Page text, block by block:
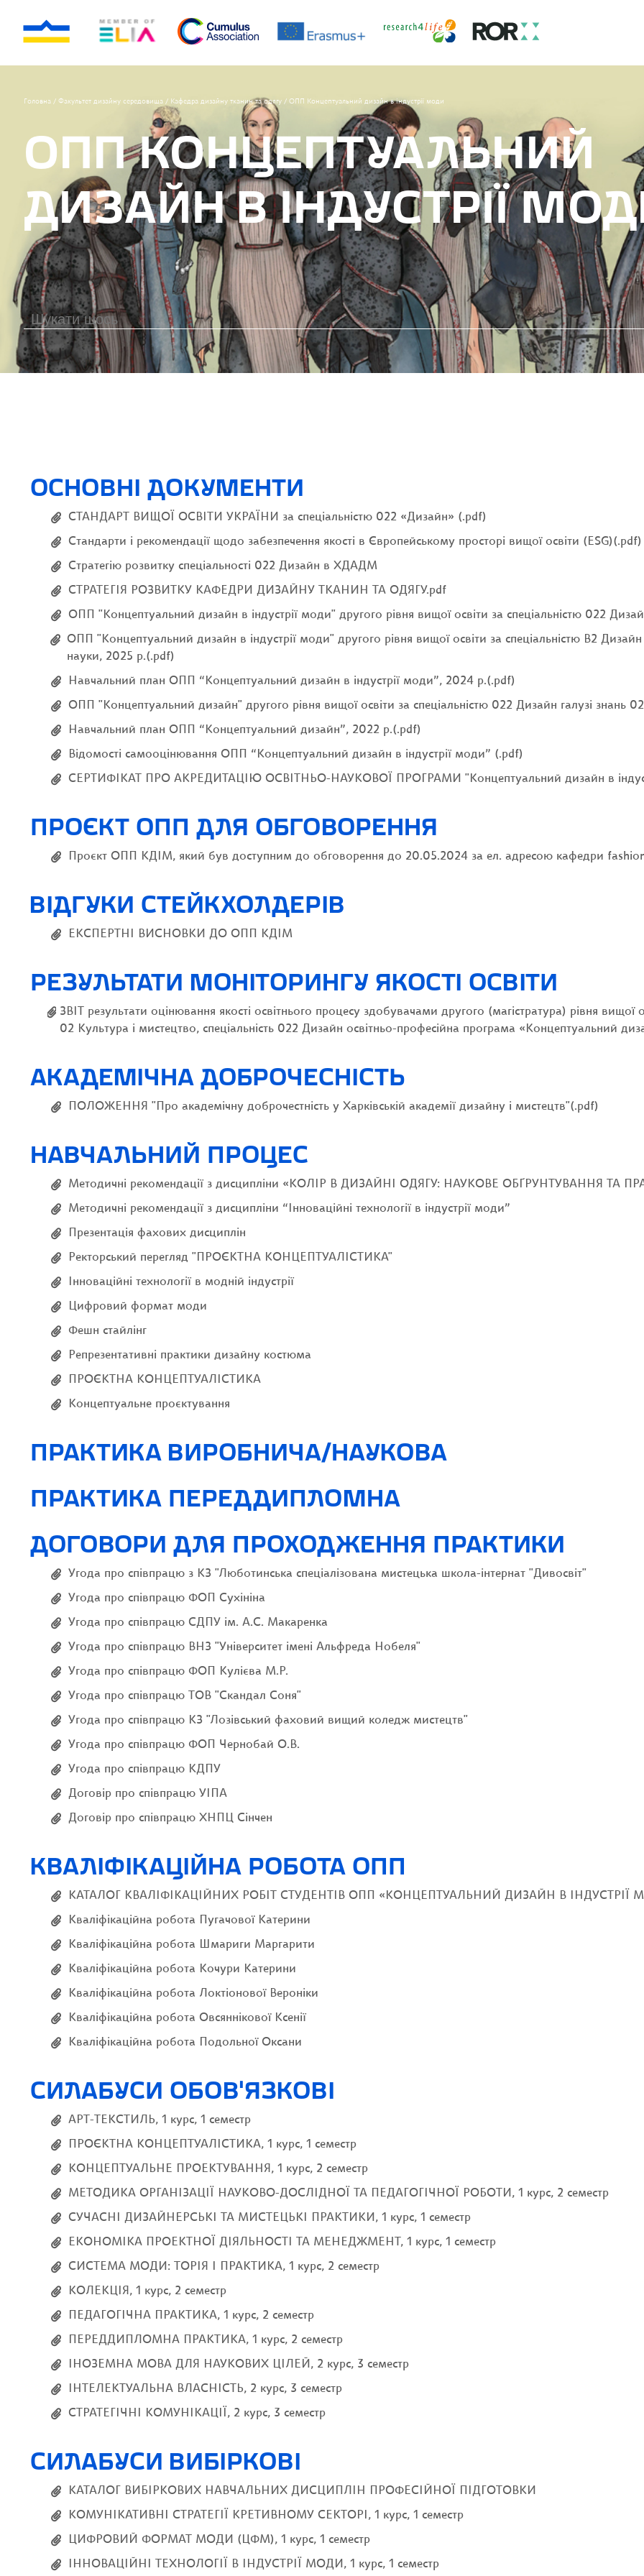
Головна / Факультет дизайну середовища / Кафедра дизайну тканин та одягу / ОПП Концептуальний дизайн в індустрії моди
ОПП КОНЦЕПТУАЛЬНИЙ
ДИЗАЙН В ІНДУСТРІЇ
ОСНОВНІ ДОКУМЕНТИ
СТАНДАРТ ВИЩОЇ ОСВІТИ УКРАЇНИ за спеціальністю 022 «Дизайн» (.pdf)
Стандарти і рекомендації щодо забезпечення якості в Європейському просторі вищої освіти (ESG)(.pdf)
Стратегію розвитку спеціальності 022 Дизайн в ХДАДМ
СТРАТЕГІЯ РОЗВИТКУ КАФЕДРИ ДИЗАЙНУ ТКАНИН ТА ОДЯГУ.pdf
ОПП "Концептуальний дизайн в індустрії моди" другого рівня вищої освіти за спеціальністю 022
ОПП "Концептуальний дизайн в індустрії моди" другого рівня вищої освіти за спеціальністю В2 Дизайн
науки, 2025 р.(.pdf)
Навчальний план ОПП “Концептуальний дизайн в індустрії моди”, 2024 р.(.pdf)
ОПП "Концептуальний дизайн" другого рівня вищої освіти за спеціальністю 022 Дизайн галузі знань
Навчальний план ОПП “Концептуальний дизайн”, 2022 р.(.pdf)
Відомості самооцінювання ОПП “Концептуальний дизайн в індустрії моди” (.pdf)
СЕРТИФІКАТ ПРО АКРЕДИТАЦІЮ ОСВІТНЬО-НАУКОВОЇ ПРОГРАМИ "Концептуальний дизайн в
ПРОЄКТ ОПП ДЛЯ ОБГОВОРЕННЯ
Проєкт ОПП КДІМ, який був доступним до обговорення до 20.05.2024 за ел. адресою кафедри
ВІДГУКИ СТЕЙКХОЛДЕРІВ
ЕКСПЕРТНІ ВИСНОВКИ ДО ОПП КДІМ
РЕЗУЛЬТАТИ МОНІТОРИНГУ ЯКОСТІ ОСВІТИ
ЗВІТ результати оцінювання якості освітнього процесу здобувачами другого (магістратура) рівня
02 Культура і мистецтво, спеціальність 022 Дизайн освітньо-професійна програма «Концептуальний
АКАДЕМІЧНА ДОБРОЧЕСНІСТЬ
ПОЛОЖЕННЯ "Про академічну доброчестність у Харківській академії дизайну і мистецтв"(.pdf)
НАВЧАЛЬНИЙ ПРОЦЕС
Методичні рекомендації з дисципліни «КОЛІР В ДИЗАЙНІ ОДЯГУ: НАУКОВЕ ОБҐРУНТУВАННЯ ТА
Методичні рекомендації з дисципліни “Інноваційні технології в індустрії моди”
Презентація фахових дисциплін
Ректорський перегляд "ПРОЄКТНА КОНЦЕПТУАЛІСТИКА"
Інноваційні технології в модній індустрії
Цифровий формат моди
Фешн стайлінг
Репрезентативні практики дизайну костюма
ПРОЄКТНА КОНЦЕПТУАЛІСТИКА
Концептуальне проєктування
ПРАКТИКА ВИРОБНИЧА/НАУКОВА
ПРАКТИКА ПЕРЕДДИПЛОМНА
ДОГОВОРИ ДЛЯ ПРОХОДЖЕННЯ ПРАКТИКИ
Угода про співпрацю з КЗ "Люботинська спеціалізована мистецька школа-інтернат "Дивосвіт"
Угода про співпрацю ФОП Сухініна
Угода про співпрацю СДПУ ім. А.С. Макаренка
Угода про співпрацю ВНЗ "Університет імені Альфреда Нобеля"
Угода про співпрацю ФОП Кулієва М.Р.
Угода про співпрацю ТОВ "Скандал Соня"
Угода про співпрацю КЗ "Лозівський фаховий вищий коледж мистецтв"
Угода про співпрацю ФОП Чернобай О.В.
Угода про співпрацю КДПУ
Договір про співпрацю УІПА
Договір про співпрацю ХНПЦ Сінчен
КВАЛІФІКАЦІЙНА РОБОТА ОПП
КАТАЛОГ КВАЛІФІКАЦІЙНИХ РОБІТ СТУДЕНТІВ ОПП «КОНЦЕПТУАЛЬНИЙ ДИЗАЙН В ІНДУСТРІЇ
Кваліфікаційна робота Пугачової Катерини
Кваліфікаційна робота Шмариги Маргарити
Кваліфікаційна робота Кочури Катерини
Кваліфікаційна робота Локтіонової Вероніки
Кваліфікаційна робота Овсяннікової Ксенії
Кваліфікаційна робота Подольної Оксани
СИЛАБУСИ ОБОВ'ЯЗКОВІ
АРТ-ТЕКСТИЛЬ, 1 курс, 1 семестр
ПРОЄКТНА КОНЦЕПТУАЛІСТИКА, 1 курс, 1 семестр
КОНЦЕПТУАЛЬНЕ ПРОЕКТУВАННЯ, 1 курс, 2 семестр
МЕТОДИКА ОРГАНІЗАЦІЇ НАУКОВО-ДОСЛІДНОЇ ТА ПЕДАГОГІЧНОЇ РОБОТИ, 1 курс, 2 семестр
СУЧАСНІ ДИЗАЙНЕРСЬКІ ТА МИСТЕЦЬКІ ПРАКТИКИ, 1 курс, 1 семестр
ЕКОНОМІКА ПРОЕКТНОЇ ДІЯЛЬНОСТІ ТА МЕНЕДЖМЕНТ, 1 курс, 1 семестр
СИСТЕМА МОДИ: ТОРІЯ І ПРАКТИКА, 1 курс, 2 семестр
КОЛЕКЦІЯ, 1 курс, 2 семестр
ПЕДАГОГІЧНА ПРАКТИКА, 1 курс, 2 семестр
ПЕРЕДДИПЛОМНА ПРАКТИКА, 1 курс, 2 семестр
ІНОЗЕМНА МОВА ДЛЯ НАУКОВИХ ЦІЛЕЙ, 2 курс, 3 семестр
ІНТЕЛЕКТУАЛЬНА ВЛАСНІСТЬ, 2 курс, 3 семестр
СТРАТЕГІЧНІ КОМУНІКАЦІЇ, 2 курс, 3 семестр
СИЛАБУСИ ВИБІРКОВІ
КАТАЛОГ ВИБІРКОВИХ НАВЧАЛЬНИХ ДИСЦИПЛІН ПРОФЕСІЙНОЇ ПІДГОТОВКИ
КОМУНІКАТИВНІ СТРАТЕГІЇ КРЕТИВНОМУ СЕКТОРІ, 1 курс, 1 семестр
ЦИФРОВИЙ ФОРМАТ МОДИ (ЦФМ), 1 курс, 1 семестр
ІННОВАЦІЙНІ ТЕХНОЛОГІЇ В ІНДУСТРІЇ МОДИ, 1 курс, 1 семестр